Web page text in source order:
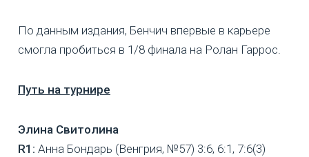
По данным издания, Бенчич впервые в карьере
смогла пробиться в 1/8 финала на Ролан Гаррос.
Путь на турнире
Элина Свитолина
R1: Анна Бондарь (Венгрия, №57) 3:6, 6:1, 7:6(3)